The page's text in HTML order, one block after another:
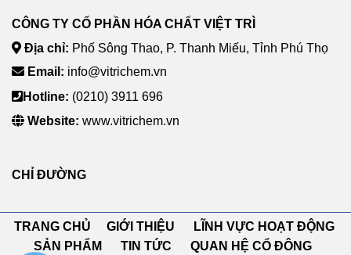
CÔNG TY CỔ PHẦN HÓA CHẤT VIỆT TRÌ
Địa chỉ: Phố Sông Thao, P. Thanh Miếu, Tỉnh Phú Thọ
Email: info@vitrichem.vn
Hotline: (0210) 3911 696
Website: www.vitrichem.vn
CHỈ ĐƯỜNG
TRANG CHỦ GIỚI THIỆU LĨNH VỰC HOẠT ĐỘNG
SẢN PHẨM TIN TỨC QUAN HỆ CỔ ĐÔNG